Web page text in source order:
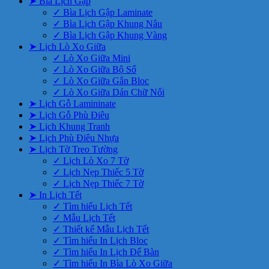
✓ Bìa Lịch Gập Laminate
✓ Bìa Lịch Gập Khung Nâu
✓ Bìa Lịch Gập Khung Vàng
➤ Lịch Lò Xo Giữa
✓ Lò Xo Giữa Mini
✓ Lò Xo Giữa Bộ Số
✓ Lò Xo Giữa Gắn Bloc
✓ Lò Xo Giữa Dán Chữ Nổi
➤ Lịch Gỗ Lamininate
➤ Lịch Gỗ Phù Điêu
➤ Lịch Khung Tranh
➤ Lịch Phù Điêu Nhựa
➤ Lịch Tờ Treo Tường
✓ Lịch Lò Xo 7 Tờ
✓ Lịch Nẹp Thiếc 5 Tờ
✓ Lịch Nẹp Thiếc 7 Tờ
➤ In Lịch Tết
✓ Tìm hiểu Lịch Tết
✓ Mẫu Lịch Tết
✓ Thiết kế Mẫu Lịch Tết
✓ Tìm hiểu In Lịch Bloc
✓ Tìm hiểu In Lịch Để Bàn
✓ Tìm hiểu In Bìa Lò Xo Giữa